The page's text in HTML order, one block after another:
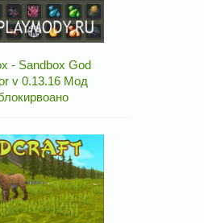
- Sandbox God
v 0.13.16 Мод